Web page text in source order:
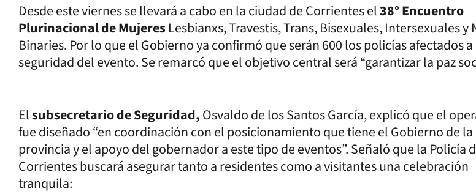
Desde este viernes se llevará a cabo en la ciudad de Corrientes el38° Encuentro
Plurinacional de Mujeres Lesbianxs, Travestis, Trans, Bisexuales, Intersexuales y
Binaries. Por lo que el Gobierno ya confirmó que serán 600 los policías afectados a
seguridad del evento. Se remarcó que el objetivo central será “garantizar la paz
Elsubsecretario de Seguridad,Osvaldo de los Santos García, explicó que el
fue diseñado “en coordinación con el posicionamiento que tiene el Gobierno de la
provincia y el apoyo del gobernador a este tipo de eventos”. Señaló que la Policía
Corrientes buscará asegurar tanto a residentes como a visitantes una celebración
tranquila: